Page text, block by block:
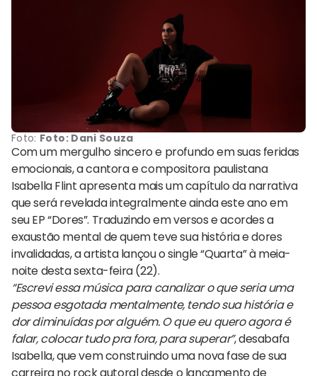
Foto: Foto: Dani Souza
Com um mergulho sincero e profundo em suas feridas
emocionais, a cantora e compositora paulistana
Isabella Flint apresenta mais um capítulo da narrativa
que será revelada integralmente ainda este ano em
seu EP “Dores”. Traduzindo em versos e acordes a
exaustão mental de quem teve sua história e dores
invalidadas, a artista lançou o single “Quarta” à meia-
noite desta sexta-feira (22).
“Escrevi essa música para canalizar o que seria uma
pessoa esgotada mentalmente, tendo sua história e
dor diminuídas por alguém. O que eu quero agora é
falar, colocar tudo pra fora, para superar”, desabafa
Isabella, que vem construindo uma nova fase de sua